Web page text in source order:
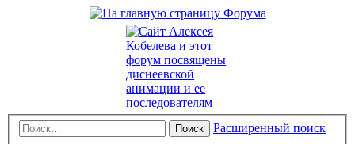
Поиск Расширенный поиск